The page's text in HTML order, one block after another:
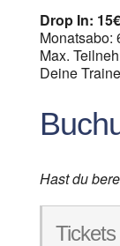
Drop In: 15€
Monatsabo:
Max.
Deine
Hast du
Tickets